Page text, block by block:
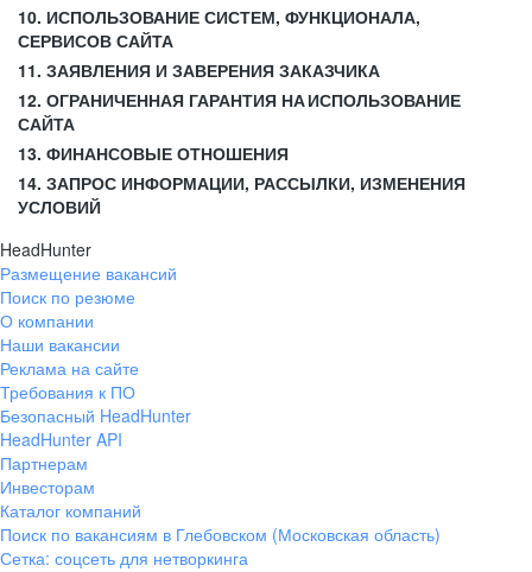
10. ИСПОЛЬЗОВАНИЕ СИСТЕМ, ФУНКЦИОНАЛА,
СЕРВИСОВ САЙТА
11. ЗАЯВЛЕНИЯ И ЗАВЕРЕНИЯ ЗАКАЗЧИКА
12. ОГРАНИЧЕННАЯ ГАРАНТИЯ НА ИСПОЛЬЗОВАНИЕ
САЙТА
13. ФИНАНСОВЫЕ ОТНОШЕНИЯ
14. ЗАПРОС ИНФОРМАЦИИ, РАССЫЛКИ, ИЗМЕНЕНИЯ
УСЛОВИЙ
HeadHunter
Размещение вакансий
Поиск по резюме
О компании
Наши вакансии
Реклама на сайте
Требования к ПО
Безопасный HeadHunter
HeadHunter API
Партнерам
Инвесторам
Каталог компаний
Поиск по вакансиям в Глебовском (Московская область)
Сетка: соцсеть для нетворкинга